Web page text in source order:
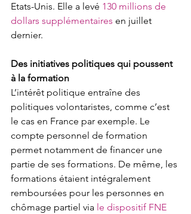
Etats-Unis. Elle a levé 130 millions de
dollars supplémentaires en juillet
dernier.
Des initiatives politiques qui poussent
à la formation
L’intérêt politique entraîne des
politiques volontaristes, comme c’est
le cas en France par exemple. Le
compte personnel de formation
permet notamment de financer une
partie de ses formations. De même, les
formations étaient intégralement
remboursées pour les personnes en
chômage partiel via le dispositif FNE